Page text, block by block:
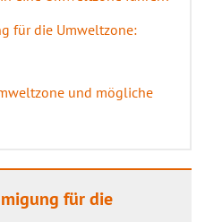
für die Umweltzone:
und mögliche
für die